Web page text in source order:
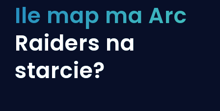
Ile map ma Arc
Raiders na
starcie?